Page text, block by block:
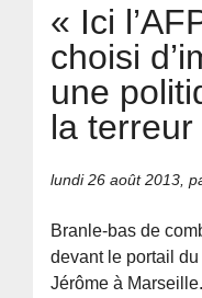
« Ici
choisi
une
la terreur
lundi 26 août 2013 ,
Branle-bas de
devant le portail
Jérôme à